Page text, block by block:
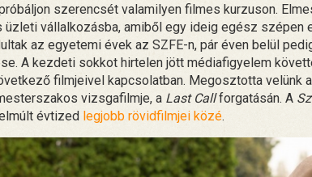
szerencsét valamilyen filmes kurzuson.
üzleti vállalkozásba, amiből egy ideig egész szépen
az egyetemi évek az SZFE-n, pár éven belül
A kezdeti sokkot hirtelen jött médiafigyelem
filmjeivel kapcsolatban. Megosztotta velünk
vizsgafilmje, a Last Callforgatásán. A
évtized legjobb rövidfilmjei közé.